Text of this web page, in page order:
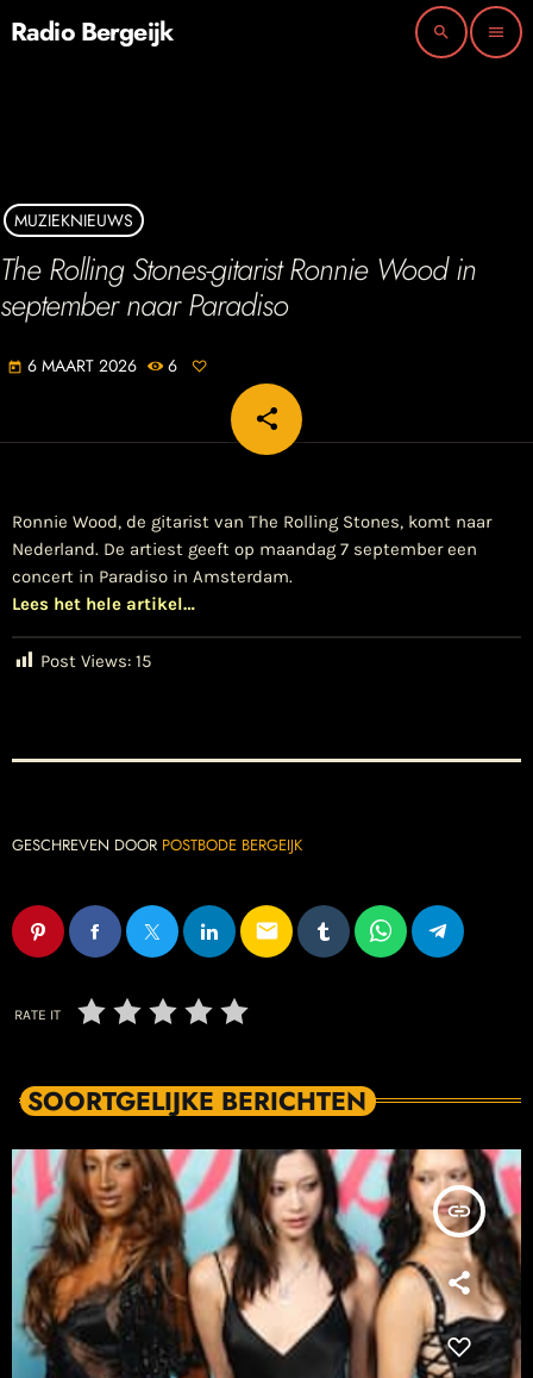
Radio Bergeijk search menu
MUZIEKNIEUWS
The Rolling Stones-gitarist Ronnie Wood in
september naar Paradiso
today 6 MAART 2026 6
share
email
Ronnie Wood, de gitarist van The Rolling Stones, komt naar
Nederland. De artiest geeft op maandag 7 september een
concert in Paradiso in Amsterdam.
Lees het hele artikel…
Post Views: 15
GESCHREVEN DOOR POSTBODE BERGEIJK
email
RATE IT
SOORTGELIJKE BERICHTEN
insert_link